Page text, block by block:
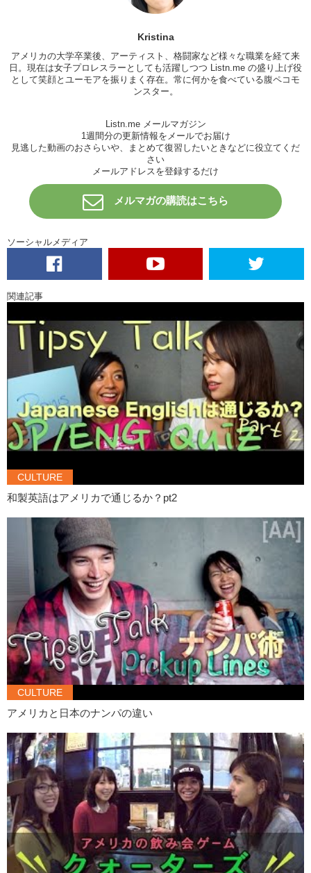
Akiko: サラリーマン。サラ…サラ…サラリーマンand office lady…OL
Kristina: Ok! Salary man and office lady. Do they use it in America?
Akiko: I don’t think so.
Kristina: Oh! Can you guess what we say in America?
Akiko: やったー！
Kristina: Yay office worker!
Akiko: フリーター、ニート…I think it’s no use in America
Kristina: Can you…do you know what we might use in America?
Akiko: Part time worker とか？
Kristina: I’ll give you that! Yes, part time worker, part time job!
Akiko: あ、これ毎日使ってるやつ。ノート、ノートパソコン。あぁ、
これは使ってない。No. No using. あ、えっと…mobile PC
Kristina: That can be used in articles, I’ve seen that. Mobile PC
Akiko: mobile..mobile…
Kristina: So, this ons is laptop.
Akiko: あぁぁ！ラップトップ！
Kristina: Isn’t my katakana wonderful? Ready? Next word!
Akiko: コンセント
Kristina: Yes
Akiko: コンセントも…consent is consent
Kristina: Nope!
Akiko: えー何？
Kristina: Outlet
Akiko: え、初めて聞きました。
Kristina: Outlet.
Akiko: 初めて。え、outlet?
Kristina: Yes.
Akiko: へぇー
Kristina: Consent, actually means to give permission
Akiko: あーはいはいはい
Kristina: 3, 2, 1…ahhhh!!!
Akiko: そっかそっかそっか
Kristina: Nooooo!
Akiko: Ok ok, I don’t see…
Kristina: You didn’t see it?
Akiko: レディファースト…レディファースト難しいなぁぁ…うーん…
言う！レディファーストはレディファースト
Kristina: Ok, I’ll give it to you because its ladies first.
Kristina
アメリカの大学卒業後、アーティスト、格闘家など様々な職業を経て来
日。現在は女子プロレスラーとしても活躍しつつ Listn.me の盛り上げ役
として笑顔とユーモアを振りまく存在。常に何かを食べている腹ペコモ
ンスター。
Listn.me メールマガジン
1週間分の更新情報をメールでお届け
見逃した動画のおさらいや、まとめて復習したいときなどに役立てくだ
さい
メールアドレスを登録するだけ
メルマガの購読はこちら
ソーシャルメディア
関連記事
CULTURE
和製英語はアメリカで通じるか？pt2
CULTURE
アメリカと日本のナンパの違い